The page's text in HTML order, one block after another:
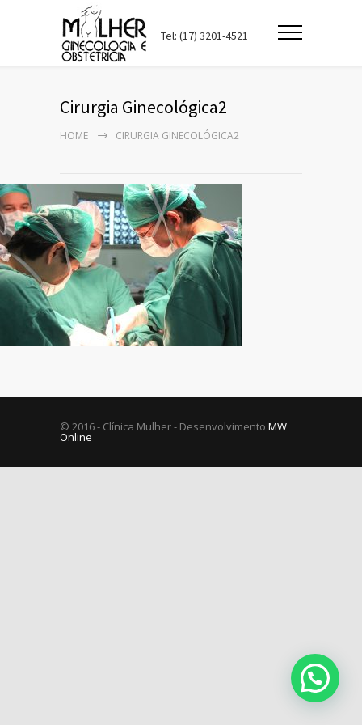
Tel: (17) 3201-4521
Cirurgia Ginecológica2
HOME CIRURGIA GINECOLÓGICA2
© 2016 - Clínica Mulher - Desenvolvimento MW
Online